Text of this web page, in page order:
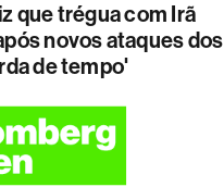
que trégua com Irã
novos ataques dos
de tempo'